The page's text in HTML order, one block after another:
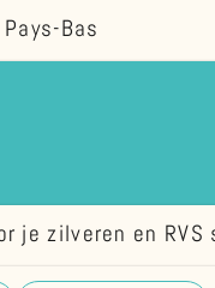
Bas
je zilveren en RVS